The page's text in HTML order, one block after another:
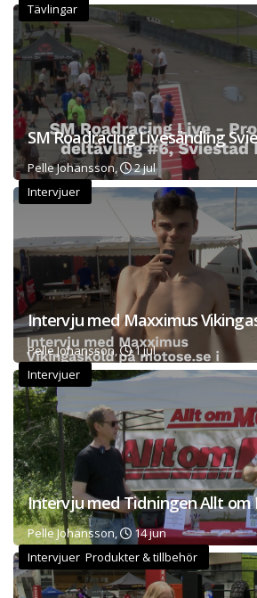
Tävlingar
SM Roadracing Livesänding
Pelle Johansson,
2 jul
Intervjuer
Intervju med Maxximus
Pelle Johansson,
1 jul
Intervjuer
Intervju med Tidningen Allt om
Pelle Johansson,
14 jun
Intervjuer Produkter & tillbehör